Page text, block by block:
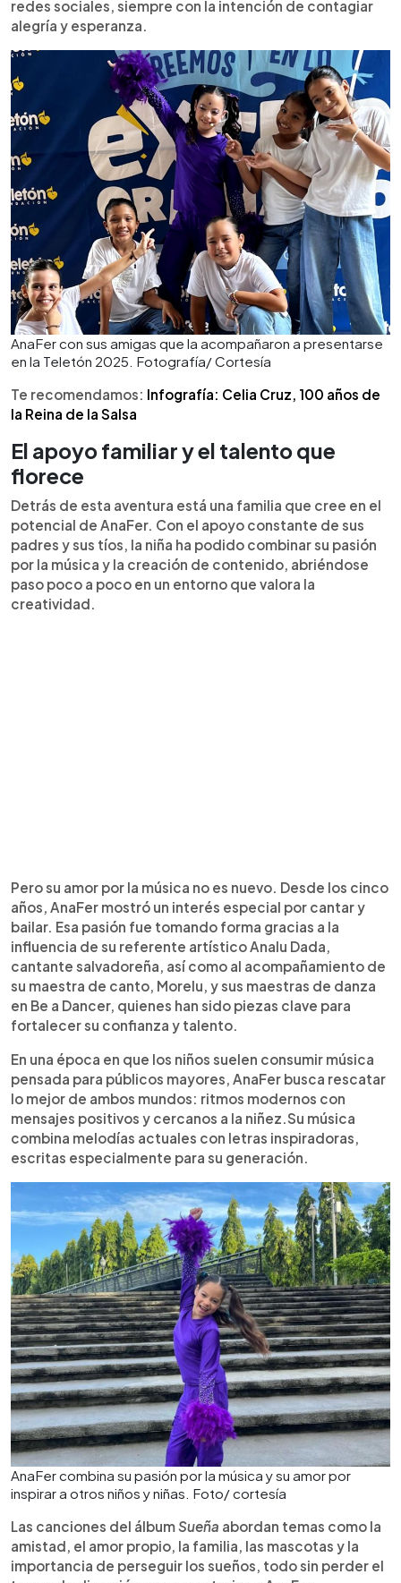
redes sociales, siempre con la intención de contagiar
alegría y esperanza.
AnaFer con sus amigas que la acompañaron a presentarse
en la Teletón 2025. Fotografía/ Cortesía
Te recomendamos: Infografía: Celia Cruz, 100 años de
la Reina de la Salsa
El apoyo familiar y el talento que
florece
Detrás de esta aventura está una familia que cree en el
potencial de AnaFer. Con el apoyo constante de sus
padres y sus tíos, la niña ha podido combinar su pasión
por la música y la creación de contenido, abriéndose
paso poco a poco en un entorno que valora la
creatividad.
Pero su amor por la música no es nuevo. Desde los cinco
años, AnaFer mostró un interés especial por cantar y
bailar. Esa pasión fue tomando forma gracias a la
influencia de su referente artístico Analu Dada,
cantante salvadoreña, así como al acompañamiento de
su maestra de canto, Morelu, y sus maestras de danza
en Be a Dancer, quienes han sido piezas clave para
fortalecer su confianza y talento.
En una época en que los niños suelen consumir música
pensada para públicos mayores, AnaFer busca rescatar
lo mejor de ambos mundos: ritmos modernos con
mensajes positivos y cercanos a la niñez.Su música
combina melodías actuales con letras inspiradoras,
escritas especialmente para su generación.
AnaFer combina su pasión por la música y su amor por
inspirar a otros niños y niñas. Foto/ cortesía
Las canciones del álbumSueña abordan temas como la
amistad, el amor propio, la familia, las mascotas y la
importancia de perseguir los sueños, todo sin perder el